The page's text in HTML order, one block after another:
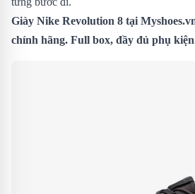
Giày Nike Revolution 8 tại
chính hãng. Full box, đầy đủ phụ